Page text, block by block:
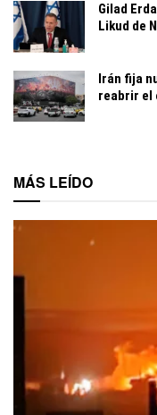
Gilad
Likud de
Irán fija
reabrir el
MÁS LEÍDO